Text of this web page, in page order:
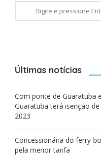
Últimas notícias
Com ponte de Guaratuba
Guaratuba terá isenção
2023
Concessionária do ferry-
pela menor tarifa